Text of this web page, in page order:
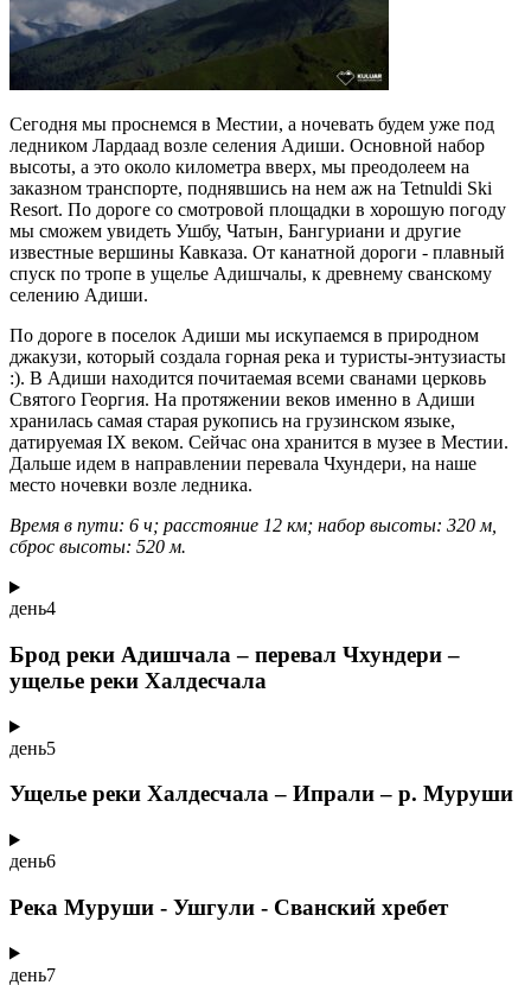
Сегодня мы проснемся в Местии, а ночевать будем уже под
ледником Лардаад возле селения Адиши. Основной набор
высоты, а это около километра вверх, мы преодолеем на
заказном транспорте, поднявшись на нем аж на Tetnuldi Ski
Resort. По дороге со смотровой площадки в хорошую погоду
мы сможем увидеть Ушбу, Чатын, Бангуриани и другие
известные вершины Кавказа. От канатной дороги - плавный
спуск по тропе в ущелье Адишчалы, к древнему сванскому
селению Адиши.
По дороге в поселок Адиши мы искупаемся в природном
джакузи, который создала горная река и туристы-энтузиасты
:). В Адиши находится почитаемая всеми сванами церковь
Святого Георгия. На протяжении веков именно в Адиши
хранилась самая старая рукопись на грузинском языке,
датируемая IX веком. Сейчас она хранится в музее в Местии.
Дальше идем в направлении перевала Чхундери, на наше
место ночевки возле ледника.
Время в пути: 6 ч; расстояние 12 км; набор высоты: 320 м,
сброс высоты: 520 м.
день4
Брод реки Адишчала – перевал Чхундери –
ущелье реки Халдесчала
день5
Ущелье реки Халдесчала – Ипрали – р. Муруши
день6
Река Муруши - Ушгули - Сванский хребет
день7